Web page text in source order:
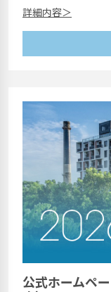
詳細内容＞
公式ホームペ